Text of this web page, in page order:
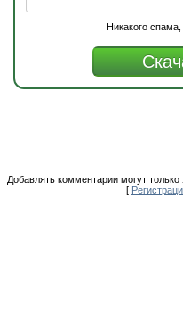
Никакого
Добавлять комментарии могут только
[